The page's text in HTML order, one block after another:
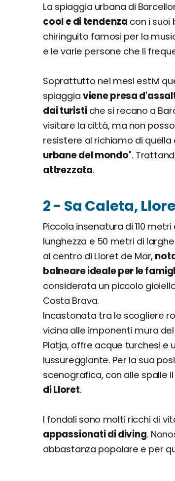
La spiaggia urbana di
cool e di tendenza con i suoi
chiringuito famosi per la
e le varie persone che li
Soprattutto nei mesi estivi
spiaggia viene presa
dai turistiche si recano a
visitare la città, ma non
resistere al richiamo di
urbane del mondo".
attrezzata.
2 - Sa Caleta,
Piccola insenatura di 110 metri
lunghezza e 50 metri di
al centro di Lloret de Mar,
balneare ideale per le
considerata un piccolo
Costa Brava.
Incastonata tra le scogliere
vicina alle imponenti mura
Platja, offre acque turchesi e
lussureggiante. Per la sua
scenografica, con alle spalle
di Lloret.
I fondali sono molti ricchi di
appassionati di diving.
abbastanza popolare e per